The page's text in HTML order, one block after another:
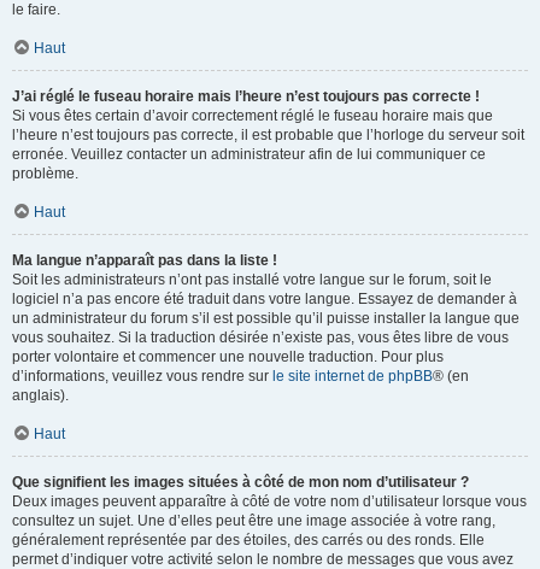
le faire.
Haut
J’ai réglé le fuseau horaire mais l’heure n’est toujours pas correcte !
Si vous êtes certain d’avoir correctement réglé le fuseau horaire mais que
l’heure n’est toujours pas correcte, il est probable que l’horloge du serveur soit
erronée. Veuillez contacter un administrateur afin de lui communiquer ce
problème.
Haut
Ma langue n’apparaît pas dans la liste !
Soit les administrateurs n’ont pas installé votre langue sur le forum, soit le
logiciel n’a pas encore été traduit dans votre langue. Essayez de demander à
un administrateur du forum s’il est possible qu’il puisse installer la langue que
vous souhaitez. Si la traduction désirée n’existe pas, vous êtes libre de vous
porter volontaire et commencer une nouvelle traduction. Pour plus
d’informations, veuillez vous rendre sur le site internet de phpBB® (en
anglais).
Haut
Que signifient les images situées à côté de mon nom d’utilisateur ?
Deux images peuvent apparaître à côté de votre nom d’utilisateur lorsque vous
consultez un sujet. Une d’elles peut être une image associée à votre rang,
généralement représentée par des étoiles, des carrés ou des ronds. Elle
permet d’indiquer votre activité selon le nombre de messages que vous avez